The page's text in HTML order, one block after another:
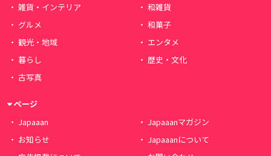
雑貨・インテリア
和雑貨
グルメ
和菓子
観光・地域
エンタメ
暮らし
歴史・文化
古写真
ページ
Japaaan
Japaaanマガジン
お知らせ
Japaaanについて